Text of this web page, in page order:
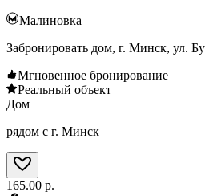
Малиновка
Забронировать дом, г. Минск, ул.
Мгновенное бронирование
Реальный объект
Дом
рядом с г. Минск
165.00 р.